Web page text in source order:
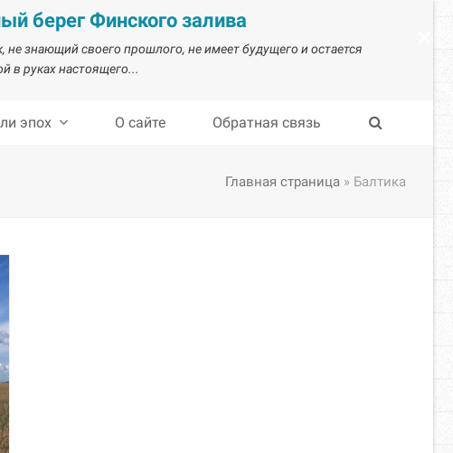
берег Финского залива
не знающий своего прошлого, не имеет будущего и остается
в руках настоящего...
эпох О сайте Обратная связь
Главная страница » Балтика